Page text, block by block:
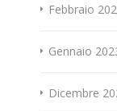
Febbraio
Gennaio
Dicembre